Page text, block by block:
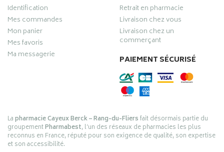
Identification
Mes commandes
Mon panier
Mes favoris
Ma messagerie
Retrait en pharmacie
Livraison chez vous
Livraison chez un
commerçant
PAIEMENT SÉCURISÉ
Lapharmacie Cayeux Berck – Rang-du-Fliersfait désormais partie du
groupementPharmabest, l’un des réseaux de pharmacies les plus
reconnus en France, réputé pour son exigence de qualité, son expertise
et son accessibilité.